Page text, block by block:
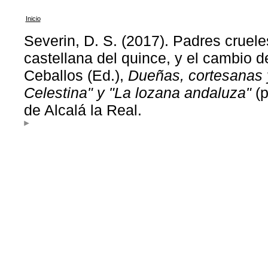
Inicio
Severin, D. S. (2017). Padres
castellana del quince, y el cambio
Ceballos (Ed.), Dueñas,
Celestina" y "La lozana andaluza"
de Alcalá la Real.